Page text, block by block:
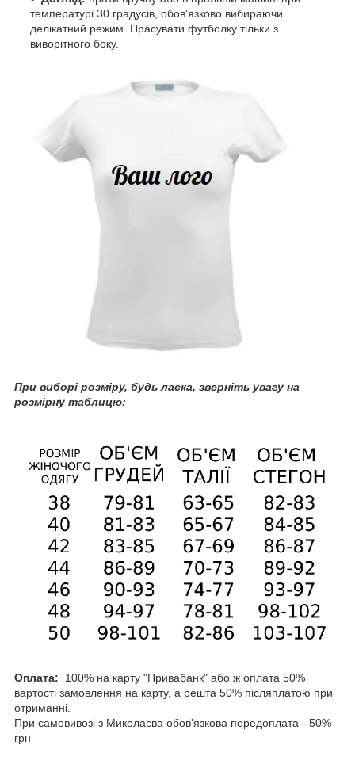
температурі 30 градусів, обов'язково вибираючи
делікатний режим. Прасувати футболку тільки з
виворітного боку.
При виборі розміру, будь ласка, зверніть увагу на
розмірну таблицю:
Оплата:
100% на карту "Привабанк" або ж оплата 50%
вартості замовлення на карту, а решта 50% післяплатою при
отриманні.
При самовивозі з Миколаєва обов'язкова передоплата - 50%
грн